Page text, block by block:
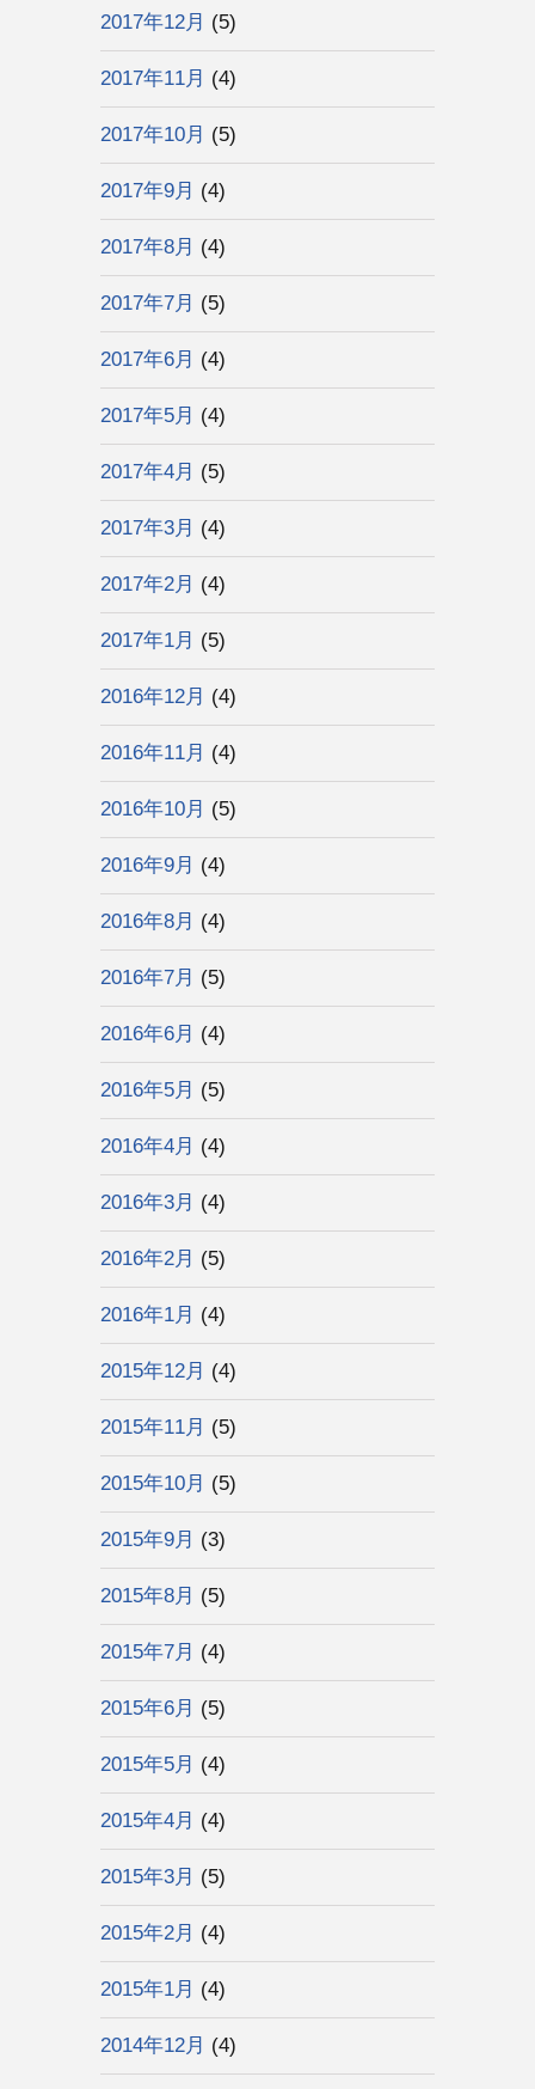
2017年12月 (5)
2017年11月 (4)
2017年10月 (5)
2017年9月 (4)
2017年8月 (4)
2017年7月 (5)
2017年6月 (4)
2017年5月 (4)
2017年4月 (5)
2017年3月 (4)
2017年2月 (4)
2017年1月 (5)
2016年12月 (4)
2016年11月 (4)
2016年10月 (5)
2016年9月 (4)
2016年8月 (4)
2016年7月 (5)
2016年6月 (4)
2016年5月 (5)
2016年4月 (4)
2016年3月 (4)
2016年2月 (5)
2016年1月 (4)
2015年12月 (4)
2015年11月 (5)
2015年10月 (5)
2015年9月 (3)
2015年8月 (5)
2015年7月 (4)
2015年6月 (5)
2015年5月 (4)
2015年4月 (4)
2015年3月 (5)
2015年2月 (4)
2015年1月 (4)
2014年12月 (4)